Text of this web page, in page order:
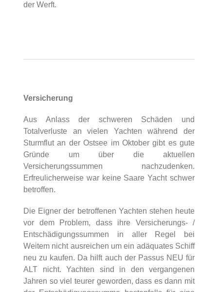
der Werft.
Versicherung
Aus Anlass der schweren Schäden und
Totalverluste an vielen Yachten während der
Sturmflut an der Ostsee im Oktober gibt es gute
Gründe um über die aktuellen
Versicherungssummen nachzudenken.
Erfreulicherweise war keine Saare Yacht schwer
betroffen.
Die Eigner der betroffenen Yachten stehen heute
vor dem Problem, dass ihre Versicherungs- /
Entschädigungssummen in aller Regel bei
Weitem nicht ausreichen um ein adäquates Schiff
neu zu kaufen. Da hilft auch der Passus NEU für
ALT nicht. Yachten sind in den vergangenen
Jahren so viel teurer geworden, dass es dann mit